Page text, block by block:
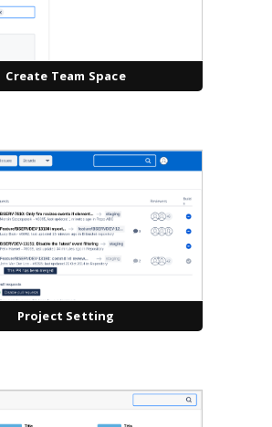
Create Team Space
Project Setting